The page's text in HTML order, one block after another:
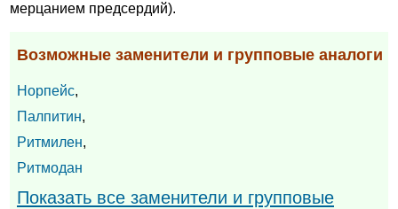
мерцанием предсердий).
Возможные заменители и групповые аналоги
Норпейс,
Палпитин,
Ритмилен,
Ритмодан
Показать все заменители и групповые